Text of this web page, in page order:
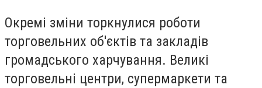
Окремі зміни торкнулися роботи
торговельних об'єктів та закладів
громадського харчування. Великі
торговельні центри, супермаркети та